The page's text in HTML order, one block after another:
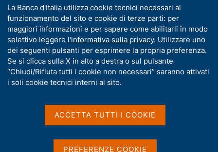
n
u
d
i
n
a
v
i
g
a
g
e
l
s
t
Mechanism, ESM) e la sua riforma: domande frequenti e
risposte
Il Meccanismo europeo di
stabilità (MES - European
Stability Mechanism,
ESM) e la sua riforma:
domande frequenti e
risposte
I
n
f
o
r
m
a
t
La Banca d'Italia utilizza cookie tecnici necessari al
funzionamento del sito e cookie di terze parti: per
maggiori informazioni e per sapere come abilitarli in modo
selettivo leggere l'informativa sulla privacy. Utilizzare uno
dei seguenti pulsanti per esprimere la propria preferenza.
Se si clicca sulla X in alto a destra o sul pulsante
“Chiudi/Rifiuta tutti i cookie non necessari” saranno attivati
i soli cookie tecnici interni al sito.
ACCETTA TUTTI I COOKIE
PREFERENZE COOKIE